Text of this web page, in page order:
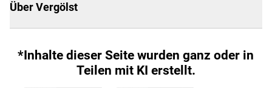
Über Vergölst
*Inhalte dieser Seite wurden ganz oder in
Teilen mit KI erstellt.